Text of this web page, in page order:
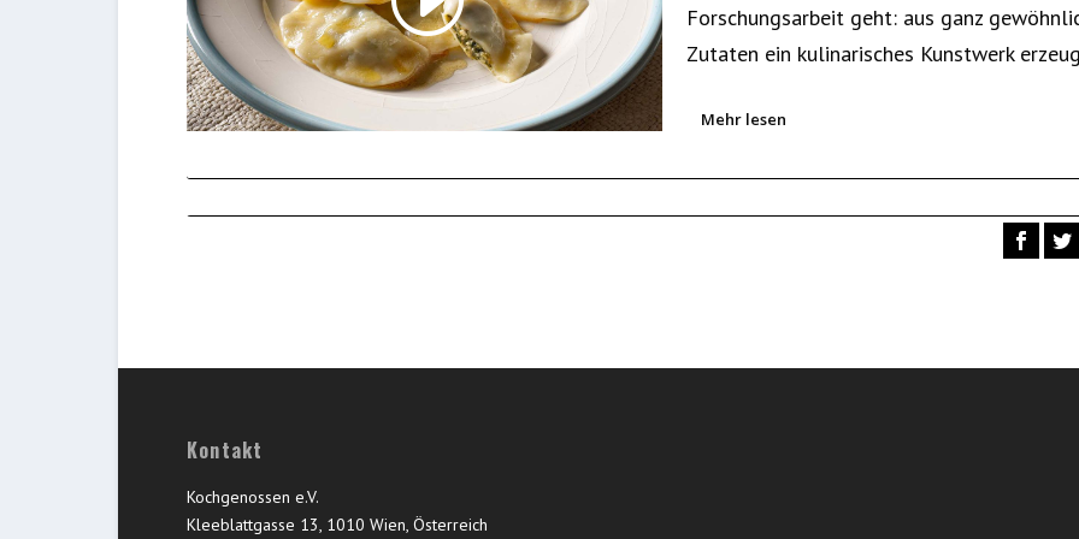
Forschungsarbeit geht: aus ganz
Zutaten ein kulinarisches Kunstwerk
Mehr lesen
Kontakt
Kochgenossen e.V.
Kleeblattgasse 13, 1010 Wien, Österreich